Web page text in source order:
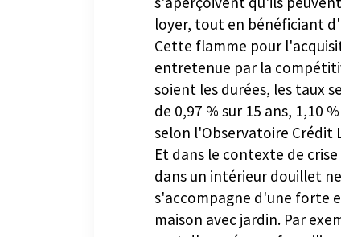
s'aperçoivent qu'ils
loyer, tout en bénéficiant
Cette flamme pour
entretenue par la
soient les durées, les taux
de 0,97 % sur 15 ans, 1,10
selon l'Observatoire Crédit
Et dans le contexte de
dans un intérieur douillet
s'accompagne d'une forte
maison avec jardin. Par